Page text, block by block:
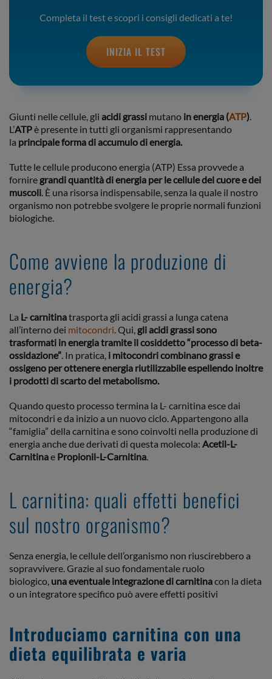
Completa il test e scopri i consigli dedicati a te!
INIZIA IL TEST
Giunti nelle cellule, gli acidi grassi mutano in energia (ATP).
L’ATPè presente in tutti gli organismi rappresentando
la principale forma di accumulo di energia.
Tutte le cellule producono energia (ATP) Essa provvede a
fornire grandi quantità di energia per le cellule del cuore e dei
muscoli. È una risorsa indispensabile, senza la quale il nostro
organismo non potrebbe svolgere le proprie normali funzioni
biologiche.
Come avviene la produzione di
energia?
La L- carnitinatrasporta gli acidi grassi a lunga catena
all’interno dei mitocondri. Qui, gli acidi grassi sono
trasformati in energia tramite il cosiddetto “processo di beta-
ossidazione”. In pratica, i mitocondri combinano grassi e
ossigeno per ottenere energia riutilizzabile espellendo inoltre
i prodotti di scarto del metabolismo.
Quando questo processo termina la L- carnitina esce dai
mitocondri e da inizio a un nuovo ciclo. Appartengono alla
“famiglia” della carnitina e sono coinvolti nella produzione di
energia anche due derivati di questa molecola: Acetil-L-
Carnitinae Propionil-L-Carnitina.
L carnitina: quali effetti benefici
sul nostro organismo?
Senza energia, le cellule dell’organismo non riuscirebbero a
sopravvivere. Grazie al suo fondamentale ruolo
biologico, una eventuale integrazione di carnitinacon la dieta
o un integratore specifico può avere effetti positivi
Introduciamo carnitina con una
dieta equilibrata e varia